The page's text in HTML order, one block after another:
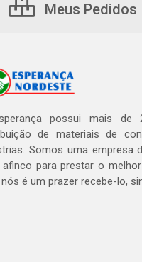
Meus Pedidos
possui mais de
de materiais de
Somos uma empresa
para prestar o
nós é um prazer recebe-lo,